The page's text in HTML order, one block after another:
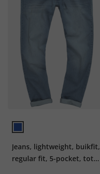
Jeans, lightweight, buikfit,
regular fit, 5-pocket, tot